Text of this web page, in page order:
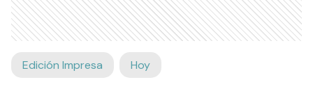
Edición Impresa Hoy